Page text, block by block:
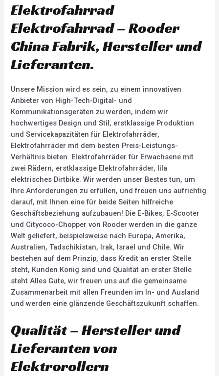
Elektrofahrrad
Elektrofahrrad – Rooder
China Fabrik, Hersteller und
Lieferanten.
Unsere Mission wird es sein, zu einem innovativen
Anbieter von High-Tech-Digital- und
Kommunikationsgeräten zu werden, indem wir
hochwertiges Design und Stil, erstklassige Produktion
und Servicekapazitäten für Elektrofahrräder,
Elektrofahrräder mit dem besten Preis-Leistungs-
Verhältnis bieten. Elektrofahrräder für Erwachsene mit
zwei Rädern, erstklassige Elektrofahrräder, lila
elektrisches Dirtbike. Wir werden unser Bestes tun, um
Ihre Anforderungen zu erfüllen, und freuen uns aufrichtig
darauf, mit Ihnen eine für beide Seiten hilfreiche
Geschäftsbeziehung aufzubauen! Die E-Bikes, E-Scooter
und Citycoco-Chopper von Rooder werden in die ganze
Welt geliefert, beispielsweise nach Europa, Amerika,
Australien, Tadschikistan, Irak, Israel und Chile. Wir
bestehen auf dem Prinzip, dass Kredit an erster Stelle
steht, Kunden König sind und Qualität an erster Stelle
steht Alles Gute, wir freuen uns auf die gemeinsame
Zusammenarbeit mit allen Freunden im In- und Ausland
und werden eine glänzende Geschäftszukunft schaffen.
Qualität – Hersteller und
Lieferanten von
Elektrorollern